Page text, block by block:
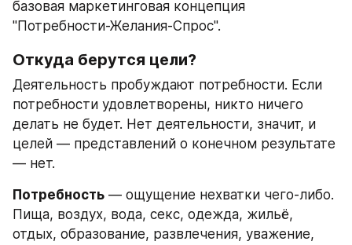
базовая маркетинговая концепция
"Потребности-Желания-Спрос".
Откуда берутся цели?
Деятельность пробуждают потребности. Если
потребности удовлетворены, никто ничего
делать не будет. Нет деятельности, значит, и
целей — представлений о конечном результате
— нет.
Потребность — ощущение нехватки чего-либо.
Пища, воздух, вода, секс, одежда, жильё,
отдых, образование, развлечения, уважение,